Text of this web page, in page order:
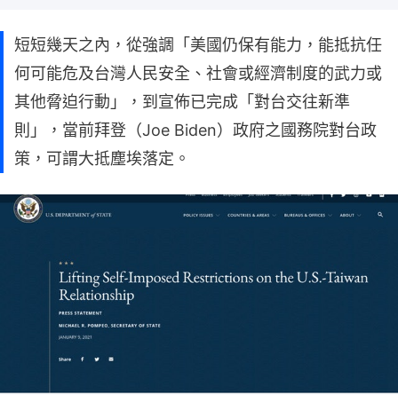
短短幾天之內，從強調「美國仍保有能力，能抵抗任
何可能危及台灣人民安全、社會或經濟制度的武力或
其他脅迫行動」，到宣佈已完成「對台交往新準
則」，當前拜登（Joe Biden）政府之國務院對台政
策，可謂大抵塵埃落定。